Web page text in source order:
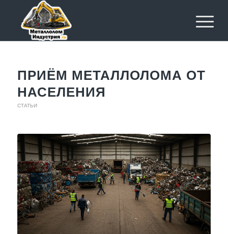
ПРИЁМ МЕТАЛЛОЛОМА ОТ
НАСЕЛЕНИЯ
СТАТЬИ